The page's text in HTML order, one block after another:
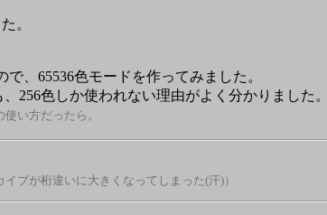
。
、65536色モードを作ってみました。
256色しか使われない理由がよく分かりました。
い方だったら。
イブが桁違いに大きくなってしまった(汗)）